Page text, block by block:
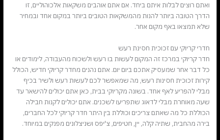
ואתם רוצים לבלות איתם ביחד. אם אתם אוהבים משקאות אלכוהוליים, זו
הדרך הטובה ביותר להנות מהמשקאות הטובים ביותר במקום אחד ובמחיר
שלא תמצאו באף מקום אחר.
חדרי קריוקי עם זכוכית חסינת רעש
חדר קריוקי במרכז זה המקום לעשות בו רעש ולשכוח מהעבודה, לימודים או
כל דבר אחר שמעסיק אתכם ביום יום. אתם נהנים מחדר קריוקי חדיש, הכולל
קירות זכוכית חסינות רעש, מה שמאפשר לכם לעשות רעש ולשיר בכיף
מבלי להפריע לאף אחד. בשונה מקריוקי בבית, כאן אתם יכולים להישאר עד
שעה מאוחרת מבלי לדאוג שתפריעו לשכנים. אתם יכולים לקנות חבילה
הכוללת כל מה שאתם צריכים וכוללת בין היתר חדר קריוקי לכל החברים,
בירה מהחבית, שתיה קלה, יין, חטיפים, צ'יפס ושניצלונים מפנקים במיוחד.